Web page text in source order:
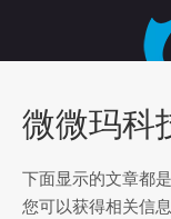
微微玛科
下面显示的文章都
您可以获得相关信